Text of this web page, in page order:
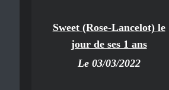
Sweet (Rose-Lancelot) le
jour de ses 1 ans
Le 03/03/2022